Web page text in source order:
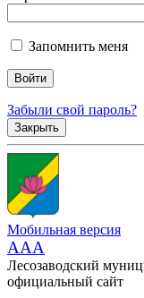
Запомнить меня
Забыли свой пароль?
Закрыть
Мобильная версия
AAA
Лесозаводский
официальный сайт